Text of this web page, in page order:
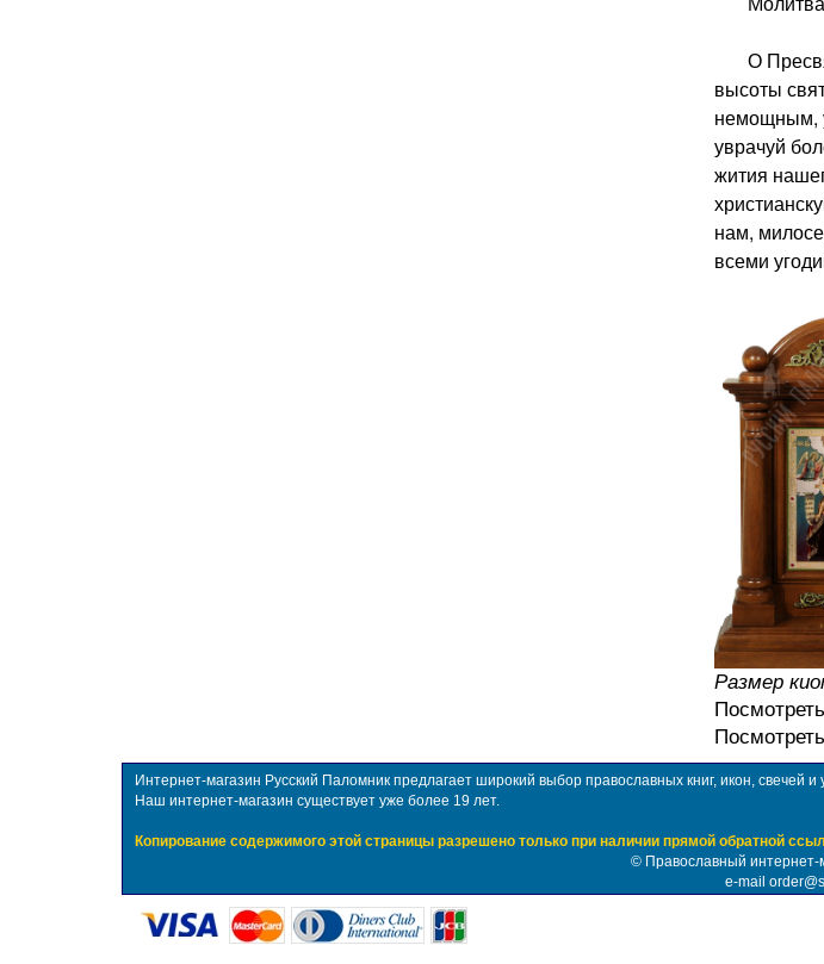
О
высоты
немощным,
уврачуй
жития
нам,
всеми
Размер
Интернет-магазин Русский Паломник предлагает широкий выбор православных книг, икон, свечей и
Наш интернет-магазин существует уже более 19 лет.
Копирование содержимого этой страницы разрешено только при наличии прямой обратной
© Православный
e-mail